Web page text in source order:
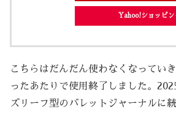
Yahoo!ショッピン
こちらはだんだん使わなくなってい
ったあたりで使用終了しました。
ズリーフ型のバレットジャーナルに